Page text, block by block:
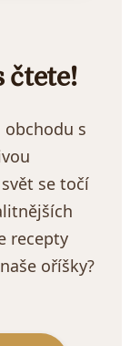
čtete!
s
recepty
oříšky?